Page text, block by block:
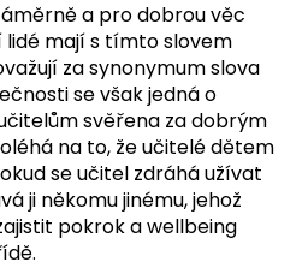
a pro dobrou věc
mají s tímto slovem
za synonymum slova
se však jedná o
svěřena za dobrým
na to, že učitelé dětem
se učitel zdráhá užívat
ji někomu jinému, jehož
pokrok a wellbeing